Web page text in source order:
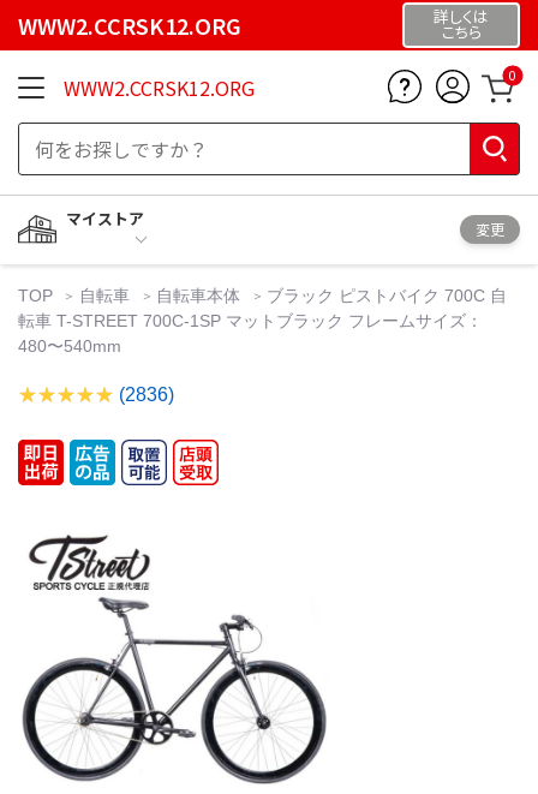
WWW2.CCRSK12.ORG 詳しくは
こちら
WWW2.CCRSK12.ORG 0
マイストア
変更
TOP 自転車 自転車本体
ブラック ピストバイク 700C 自
転車 T-STREET 700C-1SP マットブラック フレームサイズ：
480〜540mm
(2836)